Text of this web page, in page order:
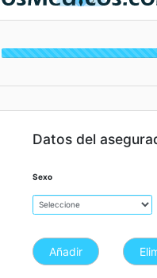
Datos del
Sexo
Añadir